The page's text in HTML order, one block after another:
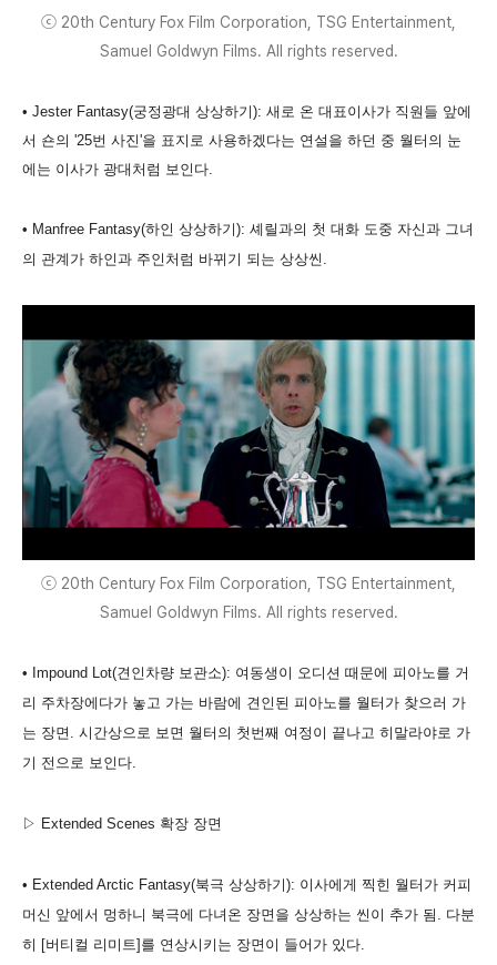
ⓒ 20th Century Fox Film Corporation, TSG Entertainment,
Samuel Goldwyn Films. All rights reserved.
• Jester Fantasy(궁정광대 상상하기): 새로 온 대표이사가 직원들 앞에
서 숀의 '25번 사진'을 표지로 사용하겠다는 연설을 하던 중 월터의 눈
에는 이사가 광대처럼 보인다.
• Manfree Fantasy(하인 상상하기): 셰릴과의 첫 대화 도중 자신과 그녀
의 관계가 하인과 주인처럼 바뀌기 되는 상상씬.
ⓒ 20th Century Fox Film Corporation, TSG Entertainment,
Samuel Goldwyn Films. All rights reserved.
• Impound Lot(견인차량 보관소): 여동생이 오디션 때문에 피아노를 거
리 주차장에다가 놓고 가는 바람에 견인된 피아노를 월터가 찾으러 가
는 장면. 시간상으로 보면 월터의 첫번째 여정이 끝나고 히말라야로 가
기 전으로 보인다.
▷ Extended Scenes 확장 장면
• Extended Arctic Fantasy(북극 상상하기): 이사에게 찍힌 월터가 커피
머신 앞에서 멍하니 북극에 다녀온 장면을 상상하는 씬이 추가 됨. 다분
히 [버티컬 리미트]를 연상시키는 장면이 들어가 있다.